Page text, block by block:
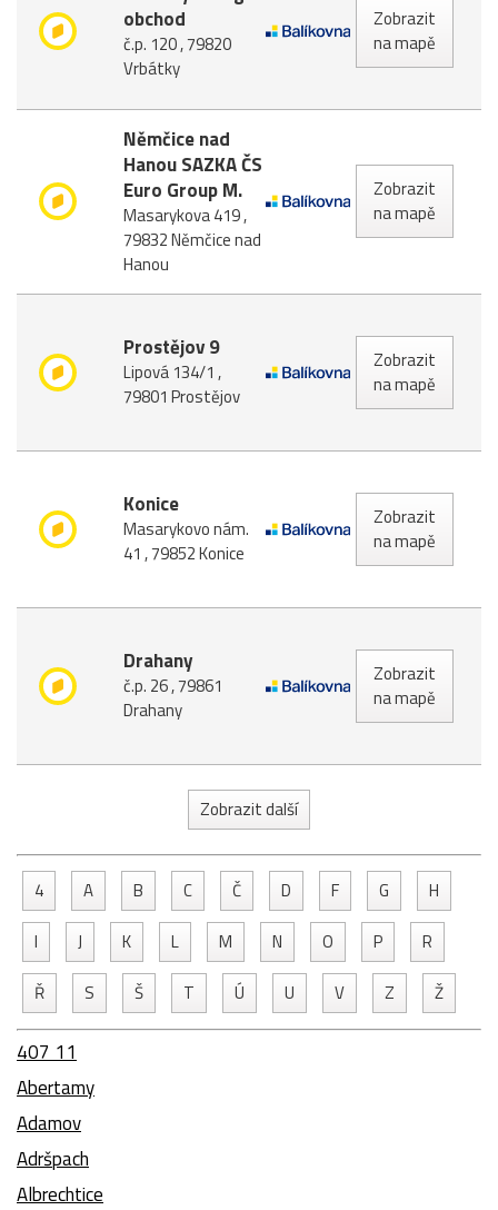
obchod
č.p. 120 , 79820
Vrbátky
Zobrazit
na mapě
Němčice nad
Hanou SAZKA ČS
Euro Group M.
Masarykova 419 ,
79832 Němčice nad
Hanou
Zobrazit
na mapě
Prostějov 9
Lipová 134/1 ,
79801 Prostějov
Zobrazit
na mapě
Konice
Masarykovo nám.
41 , 79852 Konice
Zobrazit
na mapě
Drahany
č.p. 26 , 79861
Drahany
Zobrazit
na mapě
Zobrazit další
4 A B C Č D F G
H
I
J K L M N O P
R
Ř
S Š T Ú U V Z Ž
407 11
Abertamy
Adamov
Adršpach
Albrechtice